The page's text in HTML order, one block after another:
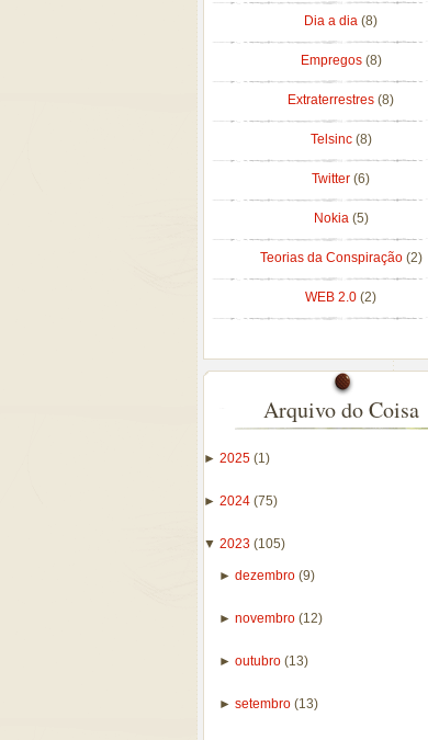
Dia a dia (8)
Empregos (8)
Extraterrestres (8)
Telsinc (8)
Twitter (6)
Nokia (5)
Teorias da Conspiração (2)
WEB 2.0 (2)
Arquivo do Coisa
► 2025 (1)
► 2024 (75)
▼ 2023 (105)
► dezembro (9)
► novembro (12)
► outubro (13)
► setembro (13)